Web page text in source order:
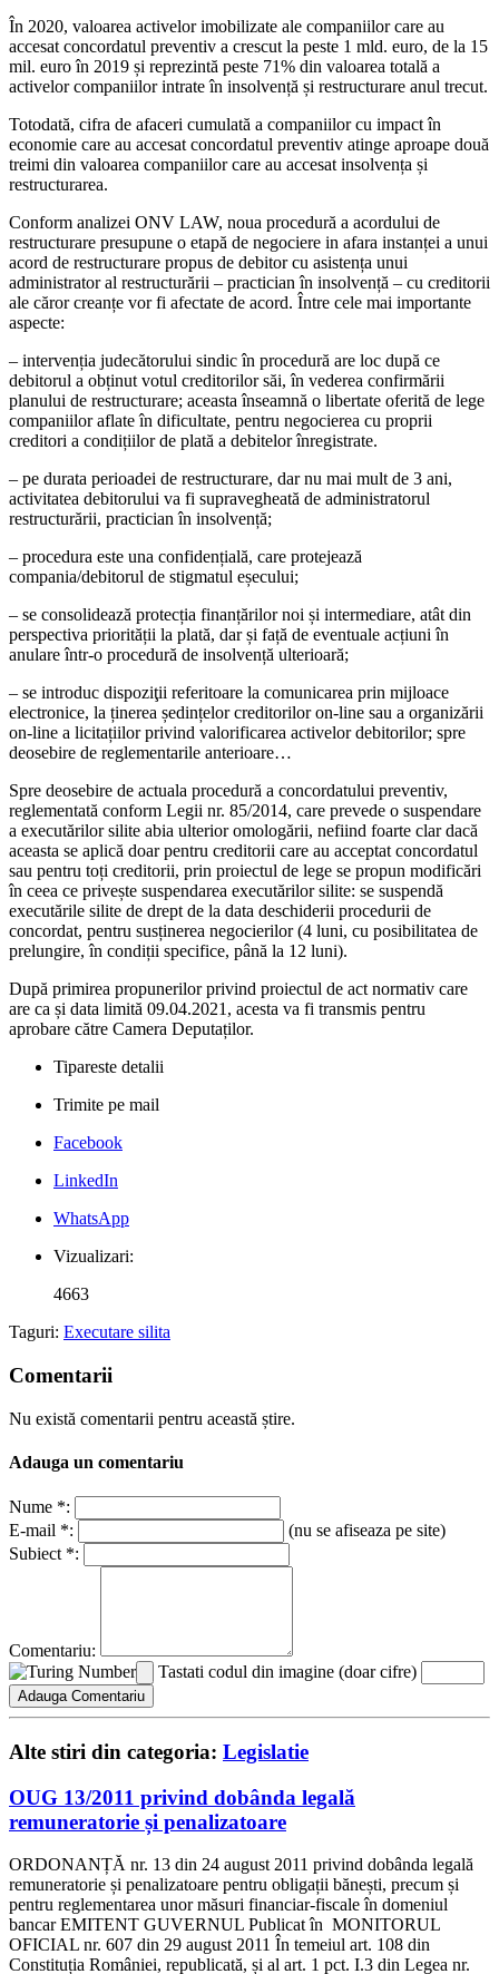
În 2020, valoarea activelor imobilizate ale companiilor care au
accesat concordatul preventiv a crescut la peste 1 mld. euro, de la 15
mil. euro în 2019 și reprezintă peste 71% din valoarea totală a
activelor companiilor intrate în insolvență și restructurare anul trecut.
Totodată, cifra de afaceri cumulată a companiilor cu impact în
economie care au accesat concordatul preventiv atinge aproape două
treimi din valoarea companiilor care au accesat insolvența și
restructurarea.
Conform analizei ONV LAW, noua procedură a acordului de
restructurare presupune o etapă de negociere in afara instanței a unui
acord de restructurare propus de debitor cu asistența unui
administrator al restructurării – practician în insolvență – cu creditorii
ale căror creanțe vor fi afectate de acord. Între cele mai importante
aspecte:
– intervenția judecătorului sindic în procedură are loc după ce
debitorul a obținut votul creditorilor săi, în vederea confirmării
planului de restructurare; aceasta înseamnă o libertate oferită de lege
companiilor aflate în dificultate, pentru negocierea cu proprii
creditori a condițiilor de plată a debitelor înregistrate.
– pe durata perioadei de restructurare, dar nu mai mult de 3 ani,
activitatea debitorului va fi supravegheată de administratorul
restructurării, practician în insolvență;
– procedura este una confidențială, care protejează
compania/debitorul de stigmatul eșecului;
– se consolidează protecția finanțărilor noi și intermediare, atât din
perspectiva priorității la plată, dar și față de eventuale acțiuni în
anulare într-o procedură de insolvență ulterioară;
– se introduc dispoziţii referitoare la comunicarea prin mijloace
electronice, la ținerea ședințelor creditorilor on-line sau a organizării
on-line a licitațiilor privind valorificarea activelor debitorilor; spre
deosebire de reglementarile anterioare…
Spre deosebire de actuala procedură a concordatului preventiv,
reglementată conform Legii nr. 85/2014, care prevede o suspendare
a executărilor silite abia ulterior omologării, nefiind foarte clar dacă
aceasta se aplică doar pentru creditorii care au acceptat concordatul
sau pentru toți creditorii, prin proiectul de lege se propun modificări
în ceea ce privește suspendarea executărilor silite: se suspendă
executările silite de drept de la data deschiderii procedurii de
concordat, pentru susținerea negocierilor (4 luni, cu posibilitatea de
prelungire, în condiții specifice, până la 12 luni).
După primirea propunerilor privind proiectul de act normativ care
are ca și data limită 09.04.2021, acesta va fi transmis pentru
aprobare către Camera Deputaților.
Tipareste detalii
Trimite pe mail
Facebook
LinkedIn
WhatsApp
Vizualizari:
4663
Taguri: Executare silita
Comentarii
Nu există comentarii pentru această știre.
Adauga un comentariu
Nume *:
E-mail *:
(nu se afiseaza pe site)
Subiect *:
Comentariu:
Tastati codul din imagine (doar cifre)
Alte stiri din categoria: Legislatie
OUG 13/2011 privind dobânda legală
remuneratorie și penalizatoare
ORDONANȚĂ nr. 13 din 24 august 2011 privind dobânda legală
remuneratorie și penalizatoare pentru obligații bănești, precum și
pentru reglementarea unor măsuri financiar-fiscale în domeniul
bancar EMITENT GUVERNUL Publicat în MONITORUL
OFICIAL nr. 607 din 29 august 2011 În temeiul art. 108 din
Constituția României, republicată, și al art. 1 pct. I.3 din Legea nr.